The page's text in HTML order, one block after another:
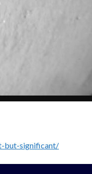
but-significant/